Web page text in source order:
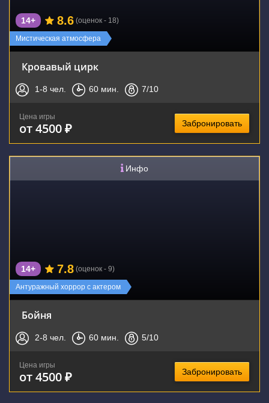
Мистическая атмосфера
14+ 8.6 (оценок - 18)
Кровавый цирк
1-8 чел. 60 мин. 7/10
Цена игры
от 4500 ₽ Забронировать
Инфо
Антуражный хоррор с актером
14+ 7.8 (оценок - 9)
Бойня
2-8 чел. 60 мин. 5/10
Цена игры
от 4500 ₽ Забронировать